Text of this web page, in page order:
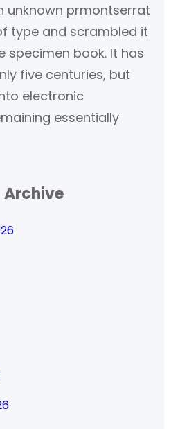
unknown prmontserrat
type and scrambled it
specimen book. It has
five centuries, but
electronic
essentially
Archive